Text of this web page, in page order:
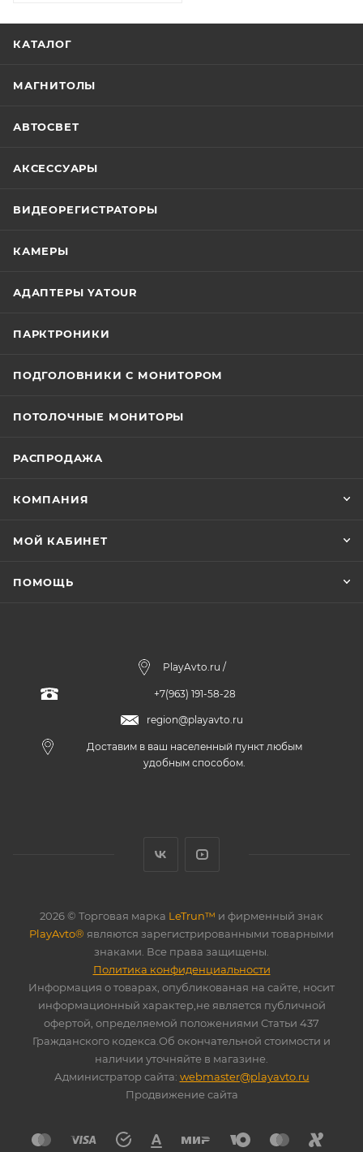
КАТАЛОГ
МАГНИТОЛЫ
АВТОСВЕТ
АКСЕССУАРЫ
ВИДЕОРЕГИСТРАТОРЫ
КАМЕРЫ
АДАПТЕРЫ YATOUR
ПАРКТРОНИКИ
ПОДГОЛОВНИКИ С МОНИТОРОМ
ПОТОЛОЧНЫЕ МОНИТОРЫ
РАСПРОДАЖА
КОМПАНИЯ
МОЙ КАБИНЕТ
ПОМОЩЬ
PlayAvto.ru /
+7(963) 191-58-28
region@playavto.ru
Доставим в ваш населенный пункт любым
удобным способом.
2026 © Торговая марка LeTrun™ и фирменный знак
PlayAvto® являются зарегистрированными товарными
знаками. Все права защищены.
Политика конфиденциальности
Информация о товарах, опубликованая на сайте, носит
информационный характер,не является публичной
офертой, определяемой положениями Статьи 437
Гражданского кодекса.Об окончательной стоимости и
наличии уточняйте в магазине.
Администратор сайта: webmaster@playavto.ru
Продвижение сайта